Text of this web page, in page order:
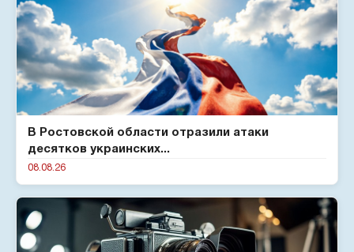
В Ростовской области отразили атаки
десятков украинских...
08.08.26